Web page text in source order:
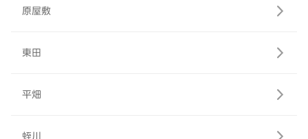
原屋敷
東田
平畑